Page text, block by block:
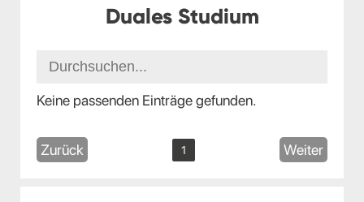
Duales Studium
Keine passenden Einträge gefunden.
Zurück 1 Weiter